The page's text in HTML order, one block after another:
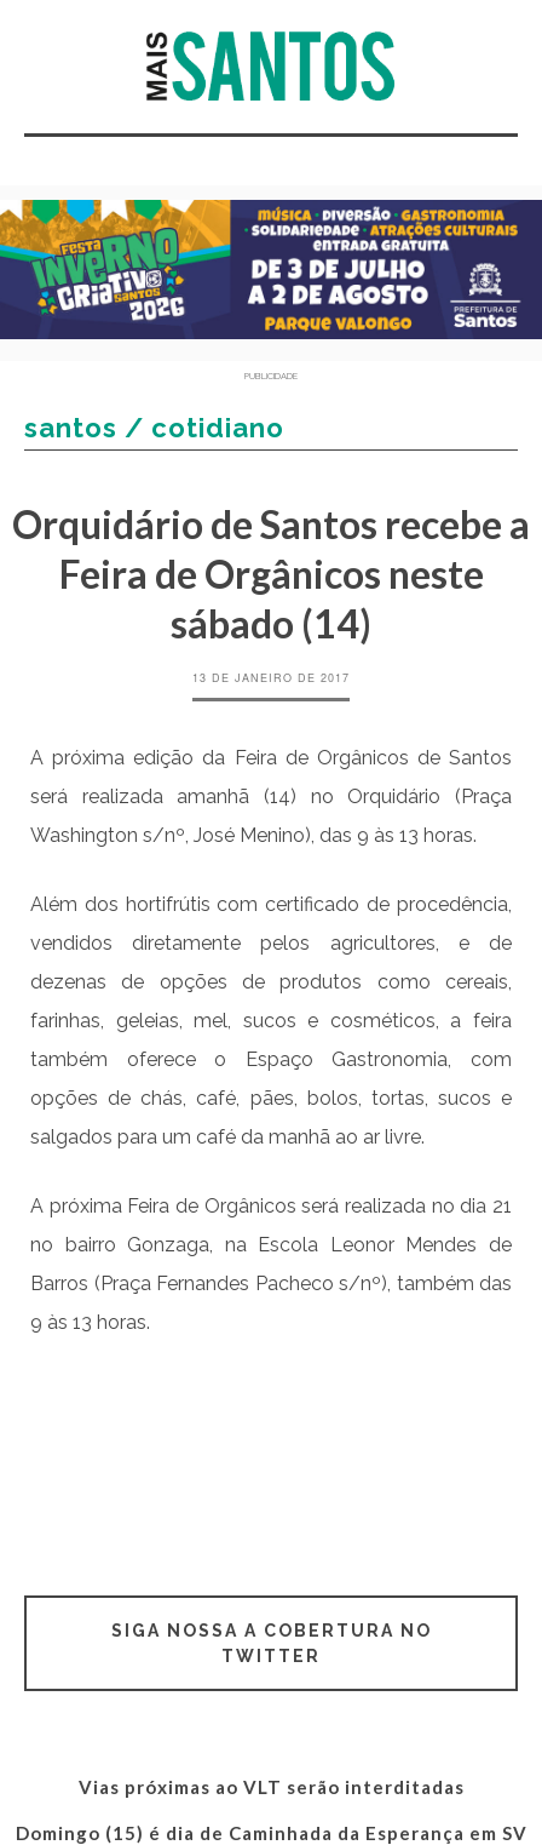
PUBLICIDADE
santos / cotidiano
Orquidário de Santos recebe a
Feira de Orgânicos neste
sábado (14)
13 DE JANEIRO DE 2017
A próxima edição da Feira de Orgânicos de Santos
será realizada amanhã (14) no Orquidário (Praça
Washington s/nº, José Menino), das 9 às 13 horas.
Além dos hortifrútis com certificado de procedência,
vendidos diretamente pelos agricultores, e de
dezenas de opções de produtos como cereais,
farinhas, geleias, mel, sucos e cosméticos, a feira
também oferece o Espaço Gastronomia, com
opções de chás, café, pães, bolos, tortas, sucos e
salgados para um café da manhã ao ar livre.
A próxima Feira de Orgânicos será realizada no dia 21
no bairro Gonzaga, na Escola Leonor Mendes de
Barros (Praça Fernandes Pacheco s/nº), também das
9 às 13 horas.
SIGA NOSSA A COBERTURA NO
TWITTER
Vias próximas ao VLT serão interditadas
Domingo (15) é dia de Caminhada da Esperança em SV